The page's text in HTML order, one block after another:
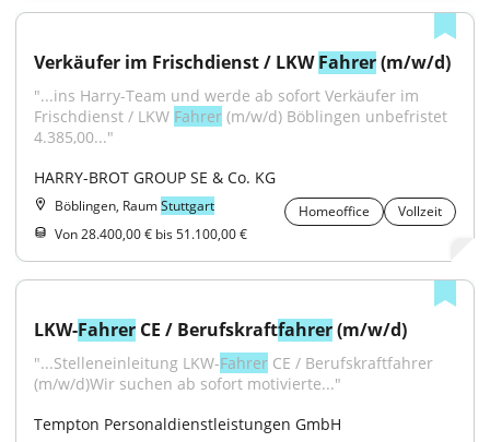
Verkäufer im Frischdienst / LKW Fahrer (m/w/d)
"...ins Harry-Team und werde ab sofort Verkäufer im
Frischdienst / LKW Fahrer (m/w/d) Böblingen unbefristet
4.385,00..."
HARRY-BROT GROUP SE & Co. KG
Böblingen, RaumStuttgart Homeoffice
Vollzeit
Von 28.400,00 € bis 51.100,00 €
LKW-Fahrer CE / Berufskraftfahrer (m/w/d)
"...Stelleneinleitung LKW-Fahrer CE / Berufskraftfahrer
(m/w/d)Wir suchen ab sofort motivierte..."
Tempton Personaldienstleistungen GmbH